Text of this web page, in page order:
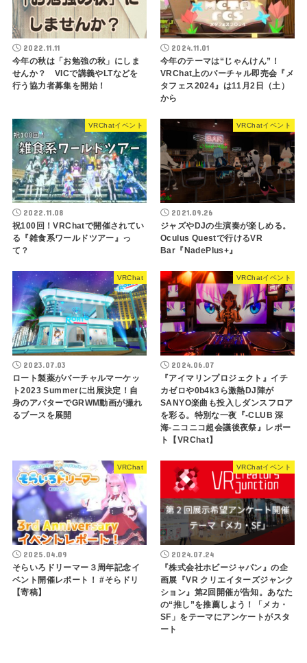
2022.11.11
今年の秋は「お勉強の秋」にしま
せんか？ VICで講義やLTなどを
行う協力者募集を開始！
2024.11.01
今年のテーマは“じゃんけん”！
VRChat上のバーチャル即売会『メ
タフェス2024』は11月2日（土）
から
VRChatイベント
2022.11.08
祝100回！VRChatで開催されてい
る『雑食系ワールドツアー』っ
て？
VRChatイベント
2021.09.26
ジャズやDJの生演奏が楽しめる。
Oculus Questで行けるVR
Bar『NadePlus+』
VRChat
2023.07.03
ロート製薬がバーチャルマーケッ
ト2023 Summerに出展決定！自
身のアバターでGRWM動画が撮れ
るブースを展開
VRChatイベント
2024.06.07
『アイマリンプロジェクト』イチ
カゼロや0b4k3ら激熱DJ陣が
SANYO楽曲も投入しダンスフロア
を彩る。特別な一夜『-CLUB 深
海-ニコニコ超会議後夜祭』レポー
ト【VRChat】
VRChat
2025.04.09
そらいろドリーマー３周年記念イ
ベント開催レポート！ #そらドリ
【寄稿】
VRChatイベント
2024.07.24
『株式会社ホビージャパン』の企
画展『VR クリエイターズジャンク
ション』第2回開催が告知。あなた
の“推し”を推薦しよう！「メカ・
SF」をテーマにアンケートがスタ
ート